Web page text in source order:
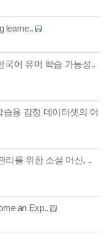
learne..
국어 유머 학습 가능성..
용 감정 데이터셋의 어
리를 위한 소셜 머신, ..
an Exp..